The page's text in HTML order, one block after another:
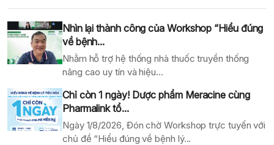
Nhìn lại thành công của Workshop “Hiểu đúng
về bệnh...
Nhằm hỗ trợ hệ thống nhà thuốc truyền thống
nâng cao uy tín và hiệu...
Chỉ còn 1 ngày! Dược phẩm Meracine cùng
Pharmalink tổ...
Ngày 1/8/2026, Đón chờ Workshop trực tuyến với
chủ đề “Hiểu đúng về bệnh lý...